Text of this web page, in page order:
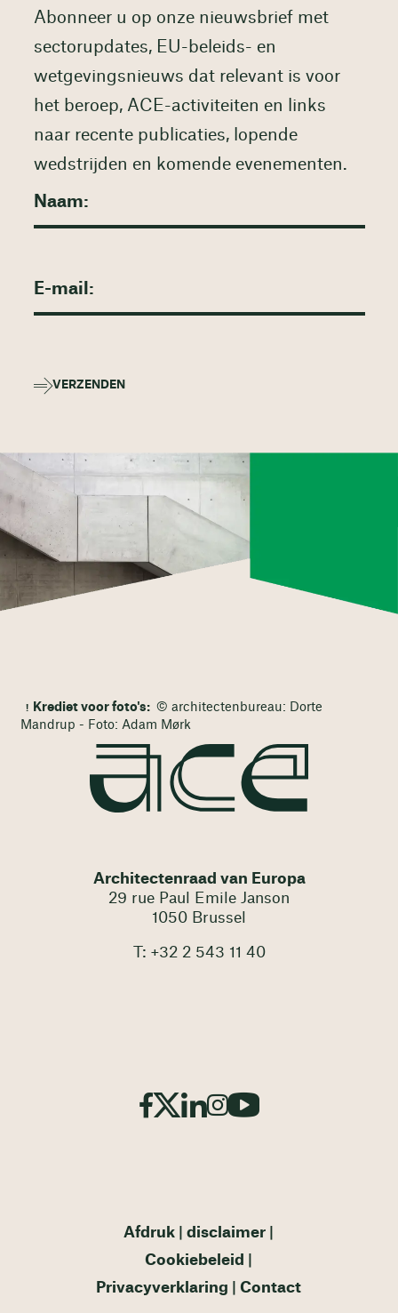
Abonneer u op onze nieuwsbrief met
sectorupdates, EU-beleids- en
wetgevingsnieuws dat relevant is voor
het beroep, ACE-activiteiten en links
naar recente publicaties, lopende
wedstrijden en komende evenementen.
VERZENDEN
Krediet voor foto's: © architectenbureau: Dorte
Mandrup - Foto: Adam Mørk
Architectenraad van Europa
29 rue Paul Emile Janson
1050 Brussel
T: +32 2 543 11 40
Afdruk
disclaimer
Cookiebeleid
Privacyverklaring
Contact